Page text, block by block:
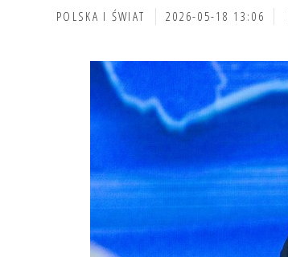
POLSKA I ŚWIAT 2026-05-18 13:06